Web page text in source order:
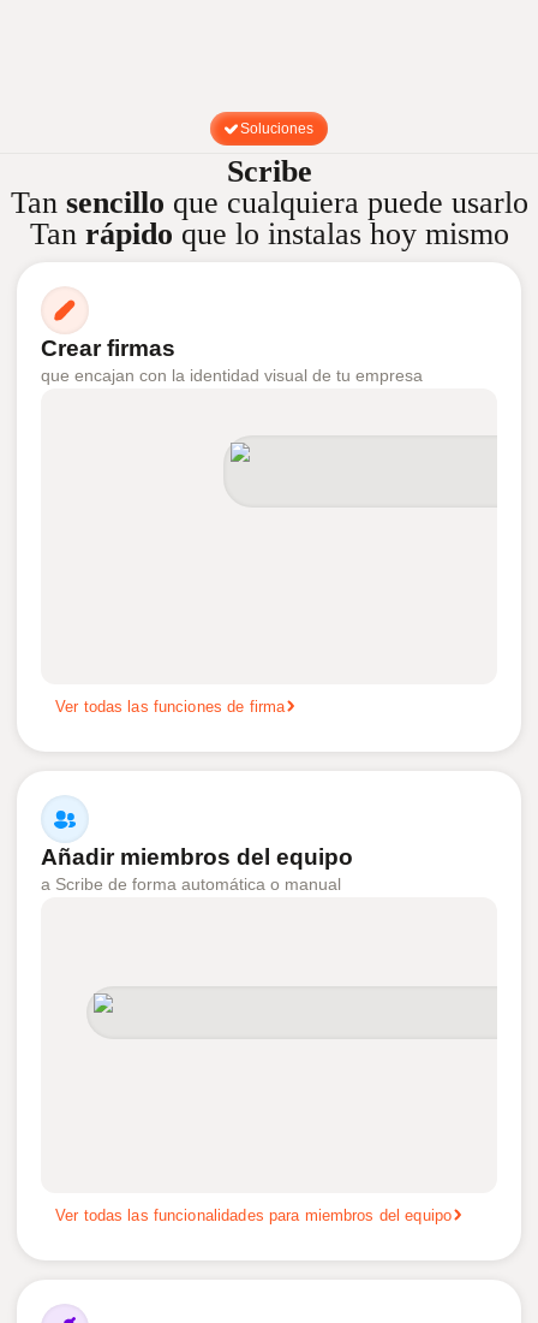
Soluciones
Scribe
Tan sencillo que cualquiera puede usarlo
Tan rápido que lo instalas hoy mismo
Crear firmas
que encajan con la identidad visual de tu empresa
Ver todas las funciones de firma
Añadir miembros del equipo
a Scribe de forma automática o manual
Ver todas las funcionalidades para miembros del equipo